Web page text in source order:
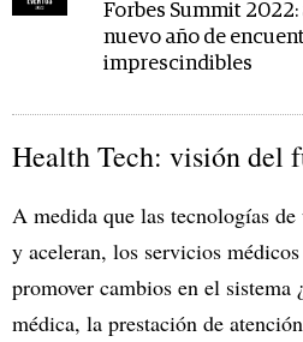
Forbes Summit
nuevo año de
imprescindibles
Health Tech: visión del
A medida que las tecnologías
y aceleran, los servicios
promover cambios en el sistema
médica, la prestación de